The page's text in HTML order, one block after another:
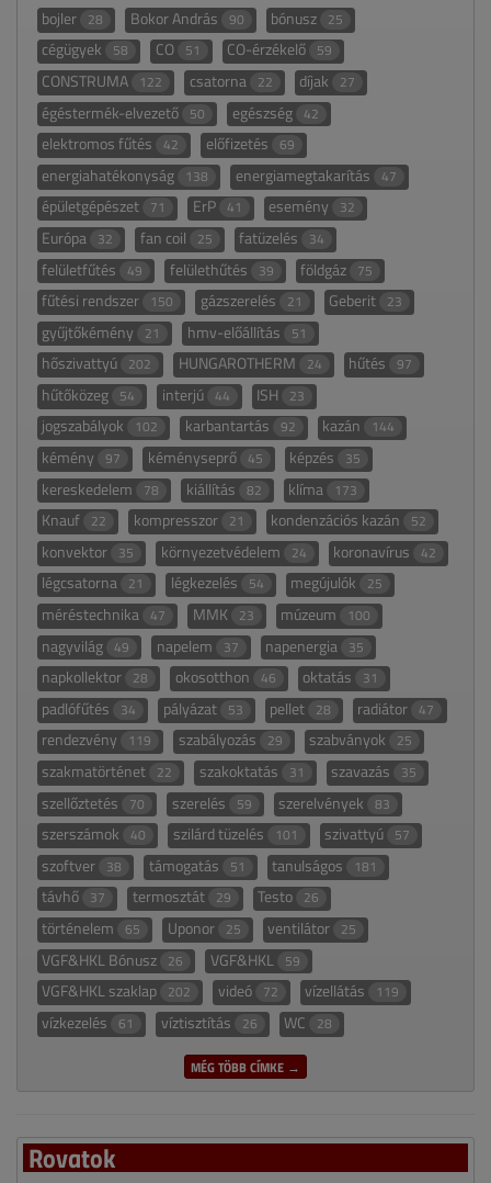
bojler 28 Bokor András 90 bónusz 25
cégügyek 58 CO 51 CO-érzékelő 59
CONSTRUMA 122 csatorna 22 díjak 27
égéstermék-elvezető 50 egészség 42
elektromos fűtés 42 előfizetés 69
energiahatékonyság 138 energiamegtakarítás 47
épületgépészet 71 ErP 41 esemény 32
Európa 32 fan coil 25 fatüzelés 34
felületfűtés 49 felülethűtés 39 földgáz 75
fűtési rendszer 150 gázszerelés 21 Geberit 23
gyűjtőkémény 21 hmv-előállítás 51
hőszivattyú 202 HUNGAROTHERM 24 hűtés 97
hűtőközeg 54 interjú 44 ISH 23
jogszabályok 102 karbantartás 92 kazán 144
kémény 97 kéményseprő 45 képzés 35
kereskedelem 78 kiállítás 82 klíma 173
Knauf 22 kompresszor 21 kondenzációs kazán 52
konvektor 35 környezetvédelem 24 koronavírus 42
légcsatorna 21 légkezelés 54 megújulók 25
méréstechnika 47 MMK 23 múzeum 100
nagyvilág 49 napelem 37 napenergia 35
napkollektor 28 okosotthon 46 oktatás 31
padlófűtés 34 pályázat 53 pellet 28 radiátor 47
rendezvény 119 szabályozás 29 szabványok 25
szakmatörténet 22 szakoktatás 31 szavazás 35
szellőztetés 70 szerelés 59 szerelvények 83
szerszámok 40 szilárd tüzelés 101 szivattyú 57
szoftver 38 támogatás 51 tanulságos 181
távhő 37 termosztát 29 Testo 26
történelem 65 Uponor 25 ventilátor 25
VGF&HKL Bónusz 26 VGF&HKL 59
VGF&HKL szaklap 202 videó 72 vízellátás 119
vízkezelés 61 víztisztítás 26 WC 28
MÉG TÖBB CÍMKE →
Rovatok